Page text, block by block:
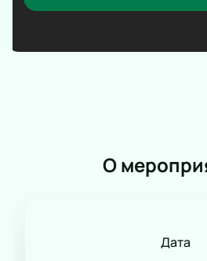
О
Дата